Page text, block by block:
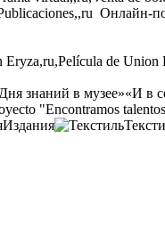
Онлайн-
Eryza,ru,Película de
знаний в музее»«И в
"Encontramos
Издания